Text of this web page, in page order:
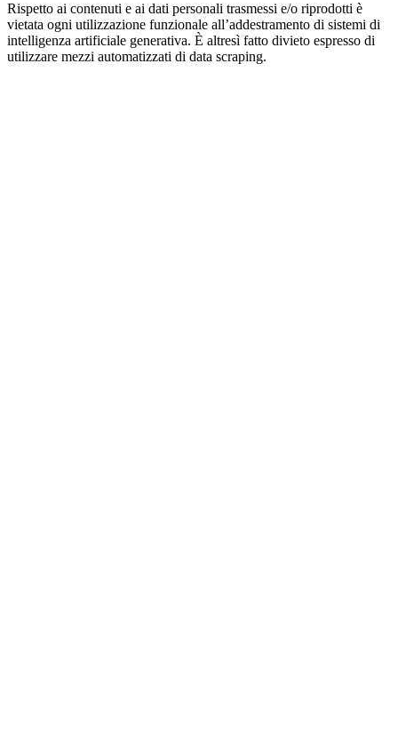
Rispetto ai contenuti e ai dati personali trasmessi e/o riprodotti è
vietata ogni utilizzazione funzionale all’addestramento di sistemi di
intelligenza artificiale generativa. È altresì fatto divieto espresso di
utilizzare mezzi automatizzati di data scraping.